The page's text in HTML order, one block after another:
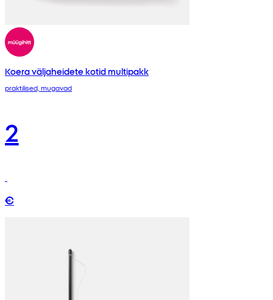
Koera väljaheidete kotid multipakk
praktilised, mugavad
2
€